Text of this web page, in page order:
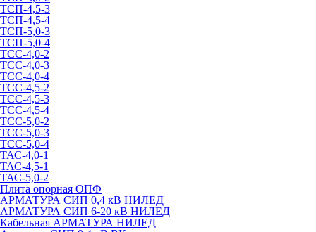
ТСП-4,5-3
ТСП-4,5-4
ТСП-5,0-3
ТСП-5,0-4
ТСС-4,0-2
ТСС-4,0-3
ТСС-4,0-4
ТСС-4,5-2
ТСС-4,5-3
ТСС-4,5-4
ТСС-5,0-2
ТСС-5,0-3
ТСС-5,0-4
ТАС-4,0-1
ТАС-4,5-1
ТАС-5,0-2
Плита опорная ОПФ
АРМАТУРА СИП 0,4 кВ НИЛЕД
АРМАТУРА СИП 6-20 кВ НИЛЕД
Кабельная АРМАТУРА НИЛЕД